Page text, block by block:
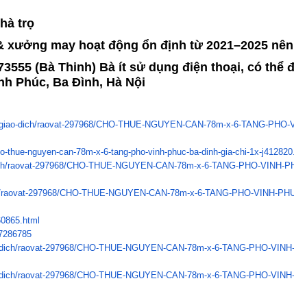
trọ
may hoạt động ổn định từ 2021–2025
(Bà Thinh) Bà ít sử dụng điện thoại, có thể
Phúc, Ba Đình, Hà Nội
dich/raovat-297968/CHO-THUE-NGUYEN-CAN-78m-x-6-TANG-PHO-
thue-nguyen-can-78m-x-6-tang-pho-vinh-phuc-ba-dinh-gia-chi-1x-
raovat-297968/CHO-THUE-NGUYEN-CAN-78m-x-6-TANG-PHO-VINH-
297968/CHO-THUE-NGUYEN-CAN-78m-x-6-TANG-PHO-VINH-
raovat-297968/CHO-THUE-NGUYEN-CAN-78m-x-6-TANG-PHO-
raovat-297968/CHO-THUE-NGUYEN-CAN-78m-x-6-TANG-PHO-